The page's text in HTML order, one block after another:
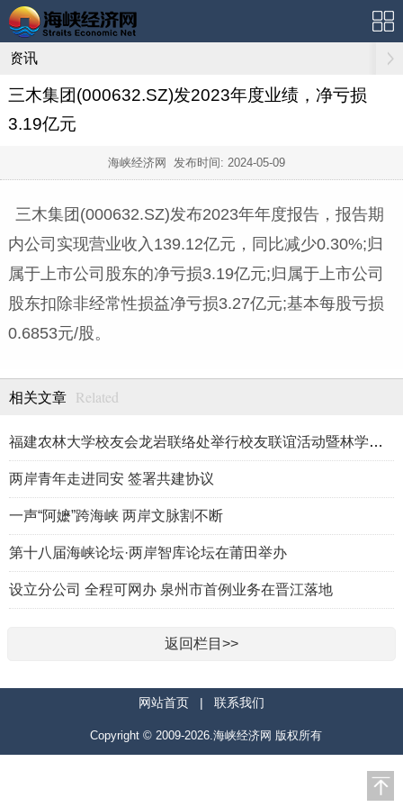
资讯
三木集团(000632.SZ)发2023年度业绩，净亏损
3.19亿元
海峡经济网 发布时间: 2024-05-09
三木集团(000632.SZ)发布2023年年度报告，报告期
内公司实现营业收入139.12亿元，同比减少0.30%;归
属于上市公司股东的净亏损3.19亿元;归属于上市公司
股东扣除非经常性损益净亏损3.27亿元;基本每股亏损
0.6853元/股。
相关文章 Related
福建农林大学校友会龙岩联络处举行校友联谊活动暨林学、生物医药
两岸青年走进同安 签署共建协议
一声“阿嬷”跨海峡 两岸文脉割不断
第十八届海峡论坛·两岸智库论坛在莆田举办
设立分公司 全程可网办 泉州市首例业务在晋江落地
返回栏目>>
网站首页 | 联系我们
Copyright © 2009-2026.海峡经济网 版权所有